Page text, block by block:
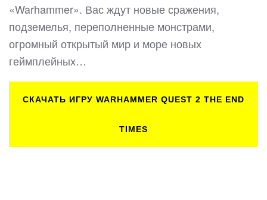
«Warhammer». Вас ждут новые сражения,
подземелья, переполненные монстрами,
огромный открытый мир и море новых
геймплейных…
СКАЧАТЬ ИГРУ WARHAMMER QUEST 2 THE END
TIMES